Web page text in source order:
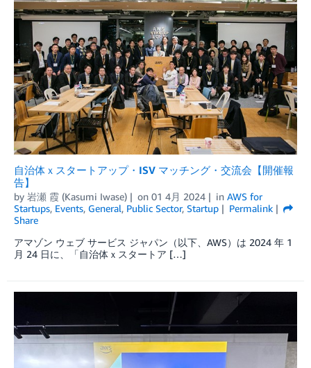
自治体ｘスタートアップ・ISV マッチング・交流会【開催報
告】
by 岩瀬 霞 (Kasumi Iwase) on 01 4月 2024 in AWS for
Startups, Events, General, Public Sector, Startup
Permalink
Share
アマゾン ウェブ サービス ジャパン（以下、AWS）は 2024 年 1
月 24 日に、「自治体ｘスタートア […]